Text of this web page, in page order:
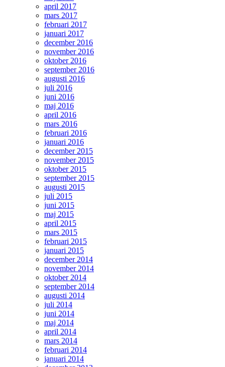
april 2017
mars 2017
februari 2017
januari 2017
december 2016
november 2016
oktober 2016
september 2016
augusti 2016
juli 2016
juni 2016
maj 2016
april 2016
mars 2016
februari 2016
januari 2016
december 2015
november 2015
oktober 2015
september 2015
augusti 2015
juli 2015
juni 2015
maj 2015
april 2015
mars 2015
februari 2015
januari 2015
december 2014
november 2014
oktober 2014
september 2014
augusti 2014
juli 2014
juni 2014
maj 2014
april 2014
mars 2014
februari 2014
januari 2014